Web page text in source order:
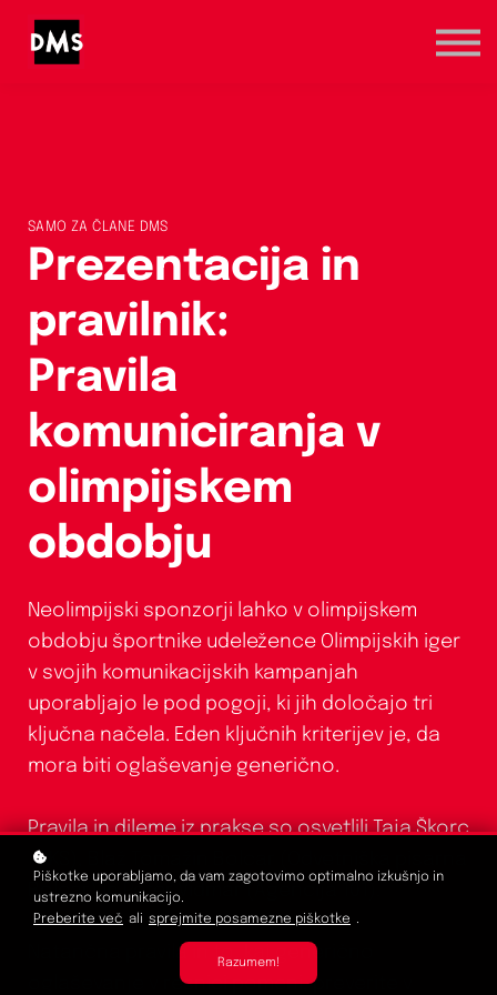
SAMO ZA ČLANE DMS
Prezentacija in
pravilnik:
Pravila
komuniciranja v
olimpijskem
obdobju
Neolimpijski sponzorji lahko v olimpijskem
obdobju športnike udeležence Olimpijskih iger
v svojih komunikacijskih kampanjah
uporabljajo le pod pogoji, ki jih določajo tri
ključna načela. Eden ključnih kriterijev je, da
mora biti oglaševanje generično.
Pravila in dileme iz prakse so osvetlili Taja Škorc
(OKS), Blaž Tomažin Bolcar (Odvetniška pisarna
Bolcar) in Peter Vidmar (Agencija 101).
Natančna pravila in to, kaj generično
oglaševanje v resnici pomeni, preverite v
Piškotke uporabljamo, da vam zagotovimo optimalno izkušnjo in
ustrezno komunikacijo.
Preberite več ali sprejmite posamezne piškotke .
Razumem!